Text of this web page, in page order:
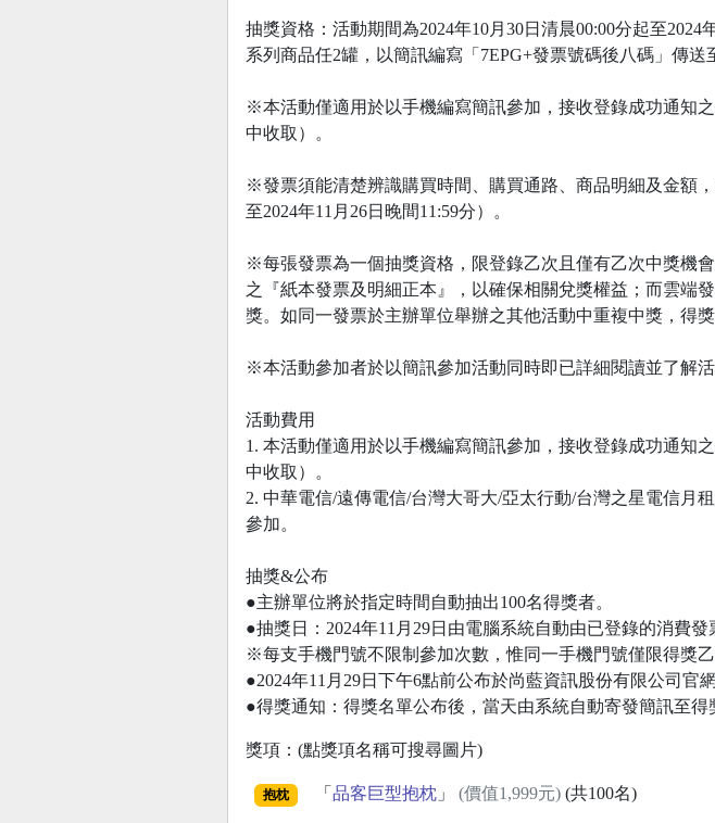
抽獎資格：活動期間為2024年10月30日清晨00:00分起至
系列商品任2罐，以簡訊編寫「7EPG+發票號碼後八碼」傳送
※本活動僅適用於以手機編寫簡訊參加，接收登錄成功通知
中收取）。
※發票須能清楚辨識購買時間、購買通路、商品明細及金額
至2024年11月26日晚間11:59分）。
※每張發票為一個抽獎資格，限登錄乙次且僅有乙次中獎機
之『紙本發票及明細正本』，以確保相關兌獎權益；而雲端
獎。如同一發票於主辦單位舉辦之其他活動中重複中獎，得獎
※本活動參加者於以簡訊參加活動同時即已詳細閱讀並了解
活動費用
1. 本活動僅適用於以手機編寫簡訊參加，接收登錄成功通知
中收取）。
2. 中華電信/遠傳電信/台灣大哥大/亞太行動/台灣之星電信月
參加。
抽獎&公布
●主辦單位將於指定時間自動抽出100名得獎者。
●抽獎日：2024年11月29日由電腦系統自動由已登錄的消費發
※每支手機門號不限制參加次數，惟同一手機門號僅限得獎
●2024年11月29日下午6點前公布於尚藍資訊股份有限公司官網
●得獎通知：得獎名單公布後，當天由系統自動寄發簡訊至得
獎項：(點獎項名稱可搜尋圖片)
抱枕 「 品客巨型抱枕」 (價值1,999元)(共100名)